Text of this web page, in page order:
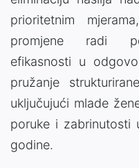
prioritetnim
promjene radi
efikasnosti u
pružanje
uključujući mlade
poruke i zabrinutosti
godine.